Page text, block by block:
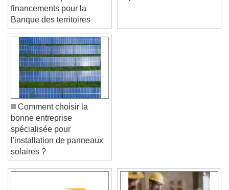
Video Player is loading.
record historique de
financements pour la
Banque des territoires
Comment choisir la
bonne entreprise
spécialisée pour
l'installation de panneaux
solaires ?